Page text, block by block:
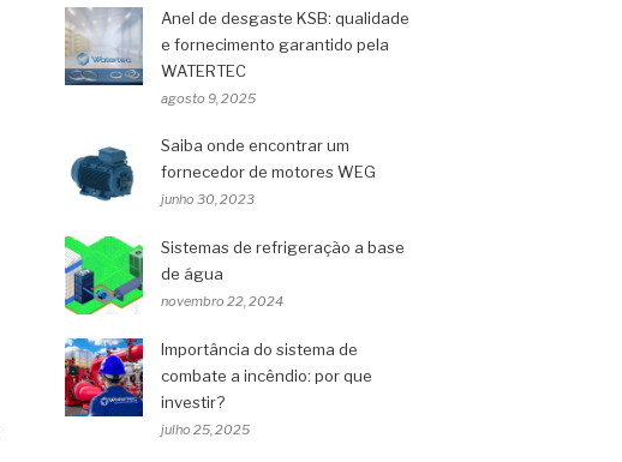
Anel de desgaste KSB: qualidade
e fornecimento garantido pela
WATERTEC
agosto 9, 2025
Saiba onde encontrar um
fornecedor de motores WEG
junho 30, 2023
Sistemas de refrigeração a base
de água
novembro 22, 2024
Importância do sistema de
combate a incêndio: por que
investir?
julho 25, 2025